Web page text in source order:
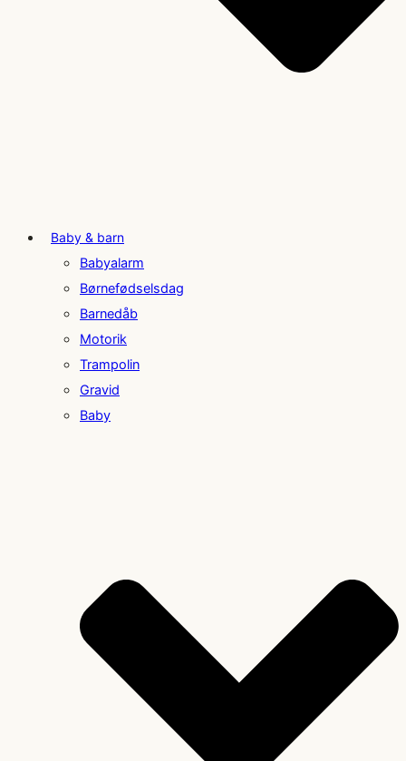
Baby & barn
Babyalarm
Børnefødselsdag
Barnedåb
Motorik
Trampolin
Gravid
Baby